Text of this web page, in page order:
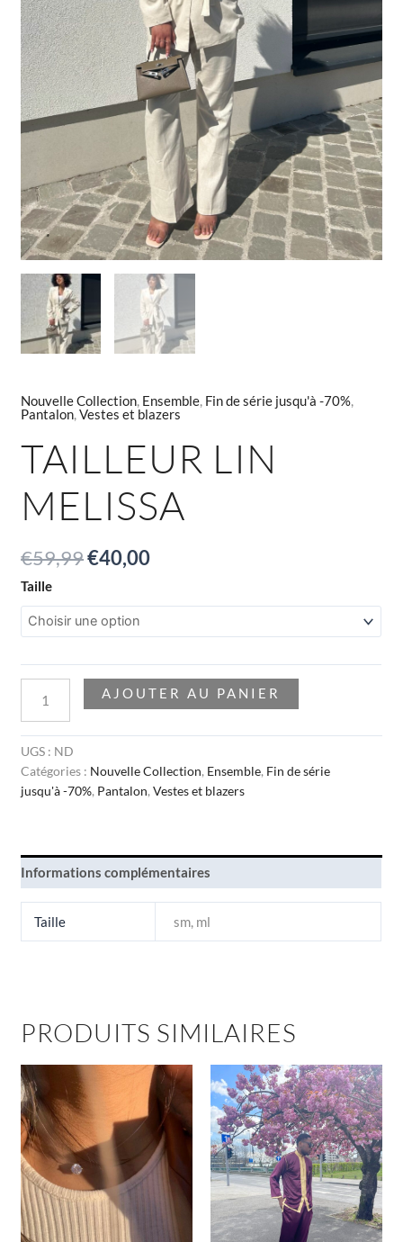
Nouvelle Collection, Ensemble, Fin de série jusqu'à -70%,
Pantalon,Vestes et blazers
TAILLEUR LIN
MELISSA
€59,99€40,00
Taille
AJOUTER AU PANIER
UGS : ND
Catégories : Nouvelle Collection, Ensemble, Fin de série
jusqu'à -70%, Pantalon,Vestes et blazers
Informations complémentaires
Taille sm, ml
PRODUITS SIMILAIRES
Ce
produit
a
Les
options
être